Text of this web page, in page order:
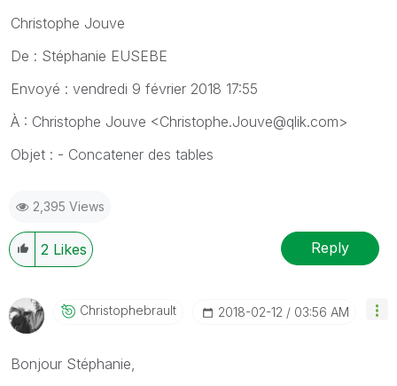
Christophe Jouve
De : Stéphanie EUSEBE
Envoyé : vendredi 9 février 2018 17:55
À : Christophe Jouve <Christophe.Jouve@qlik.com>
Objet : - Concatener des tables
2,395 Views
2 Likes Reply
ChristophebraulT ‎2018-02-12 03:56 AM
Bonjour Stéphanie,